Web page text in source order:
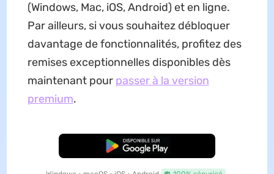
(Windows, Mac, iOS, Android) et en ligne.
Par ailleurs, si vous souhaitez débloquer
davantage de fonctionnalités, profitez des
remises exceptionnelles disponibles dès
maintenant pour passer à la version
premium.
TÉLÉCHARGER